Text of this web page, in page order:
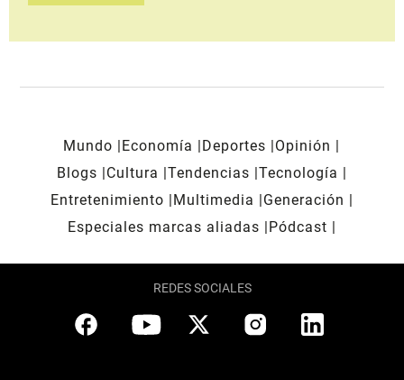
Mundo Economía Deportes
Opinión
Blogs
Cultura Tendencias Tecnología
Entretenimiento
Multimedia
Generación
Especiales marcas aliadas
Pódcast
REDES SOCIALES